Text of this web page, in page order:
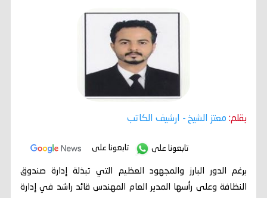
بقلم: معتز الشيخ - ارشيف الكاتب
تابعونا على تابعونا على
برغم الدور البارز والمجهود العظيم التي تبذلة إدارة صندوق
النظافة وعلى رأسها المدير العام المهندس قائد راشد في إدارة